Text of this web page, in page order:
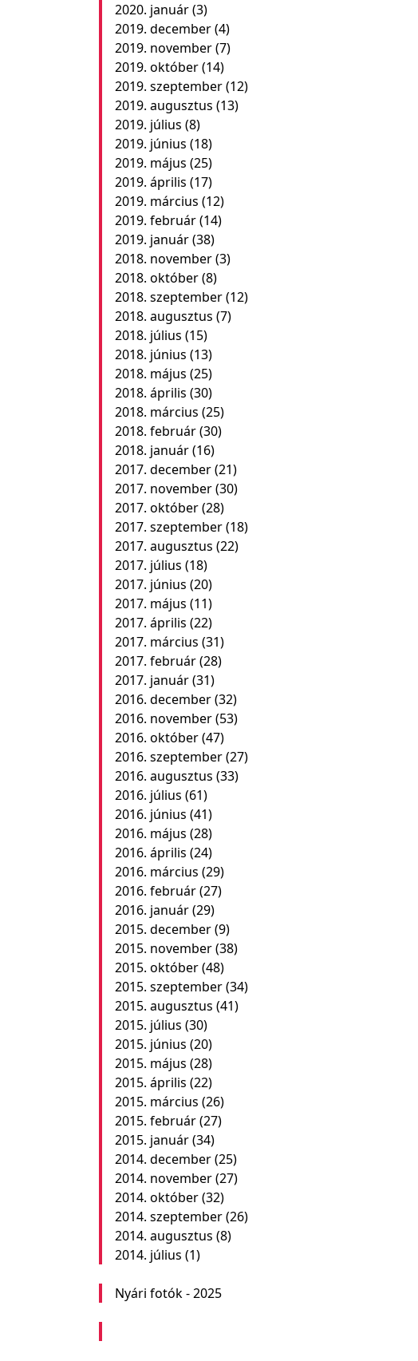
2020. január(3)
2019. december(4)
2019. november(7)
2019. október(14)
2019. szeptember(12)
2019. augusztus (13)
2019. július (8)
2019. június (18)
2019. május (25)
2019. április (17)
2019. március (12)
2019. február(14)
2019. január(38)
2018. november(3)
2018. október(8)
2018. szeptember(12)
2018. augusztus (7)
2018. július (15)
2018. június (13)
2018. május (25)
2018. április (30)
2018. március (25)
2018. február(30)
2018. január(16)
2017. december(21)
2017. november(30)
2017. október(28)
2017. szeptember(18)
2017. augusztus (22)
2017. július (18)
2017. június (20)
2017. május (11)
2017. április (22)
2017. március (31)
2017. február(28)
2017. január(31)
2016. december(32)
2016. november(53)
2016. október(47)
2016. szeptember(27)
2016. augusztus (33)
2016. július (61)
2016. június (41)
2016. május (28)
2016. április (24)
2016. március (29)
2016. február(27)
2016. január(29)
2015. december(9)
2015. november(38)
2015. október(48)
2015. szeptember(34)
2015. augusztus (41)
2015. július (30)
2015. június (20)
2015. május (28)
2015. április (22)
2015. március (26)
2015. február(27)
2015. január(34)
2014. december(25)
2014. november(27)
2014. október(32)
2014. szeptember(26)
2014. augusztus (8)
2014. július (1)
Nyári fotók - 2025